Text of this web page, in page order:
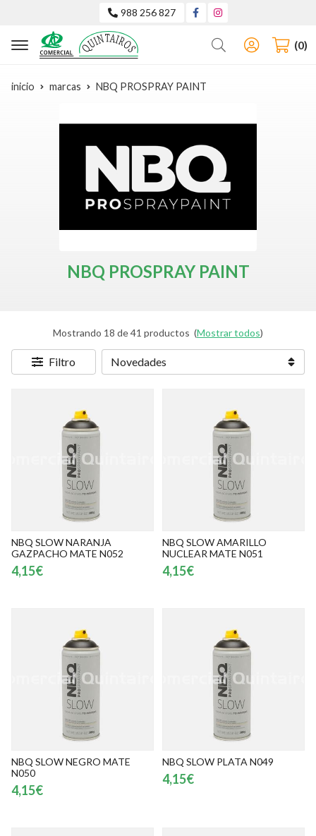
988 256 827
Buscar 0
inicio marcas NBQ PROSPRAY PAINT
NBQ PROSPRAY PAINT
Mostrando 18 de 41 productos (Mostrar todos)
Filtro
NBQ SLOW NARANJA
GAZPACHO MATE N052
4,15€
NBQ SLOW AMARILLO
NUCLEAR MATE N051
4,15€
NBQ SLOW NEGRO MATE
N050
4,15€
NBQ SLOW PLATA N049
4,15€